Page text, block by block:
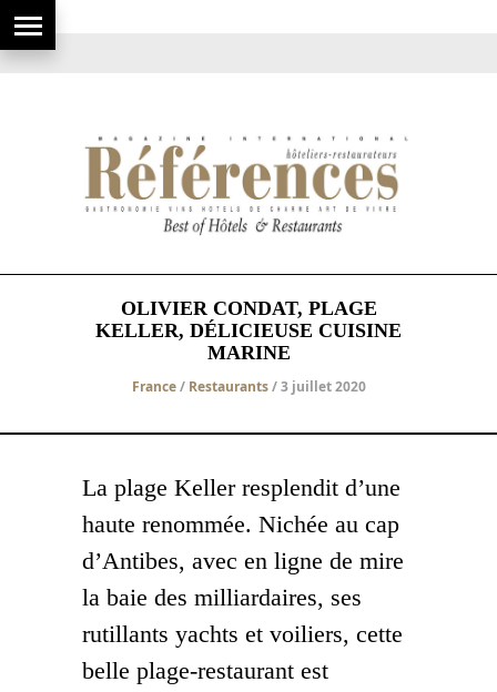
OLIVIER CONDAT, PLAGE
KELLER, DÉLICIEUSE CUISINE
MARINE
France/ Restaurants/ 3 juillet 2020
La plage Keller resplendit d’une
haute renommée. Nichée au cap
d’Antibes, avec en ligne de mire
la baie des milliardaires, ses
rutillants yachts et voiliers, cette
belle plage-restaurant est